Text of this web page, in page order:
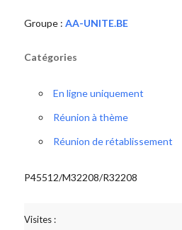
Groupe : AA-UNITE.BE
Catégories
En ligne uniquement
Réunion à thème
Réunion de rétablissement
P45512/M32208/R32208
Visites :